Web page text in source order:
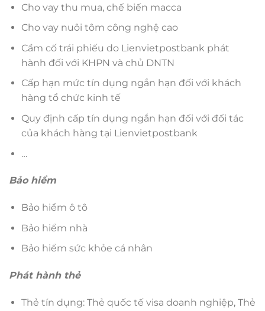
Cho vay thu mua, chế biến macca
Cho vay nuôi tôm công nghệ cao
Cầm cố trái phiếu do Lienvietpostbank phát
hành đối với KHPN và chủ DNTN
Cấp hạn mức tín dụng ngắn hạn đối với khách
hàng tổ chức kinh tế
Quy định cấp tín dụng ngắn hạn đối với đối tác
của khách hàng tại Lienvietpostbank
…
Bảo hiểm
Bảo hiểm ô tô
Bảo hiểm nhà
Bảo hiểm sức khỏe cá nhân
Phát hành thẻ
Thẻ tín dụng: Thẻ quốc tế visa doanh nghiệp, Thẻ